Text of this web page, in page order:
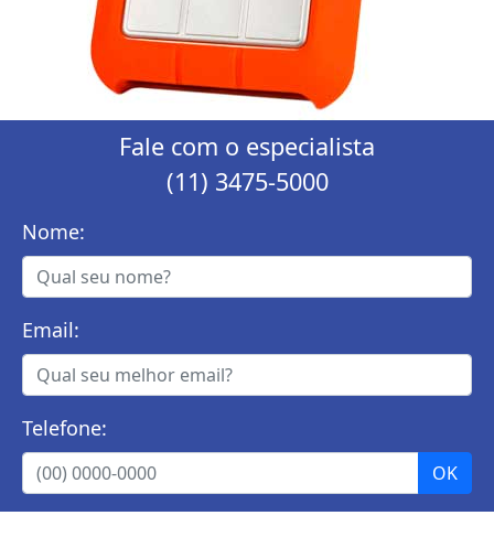
Fale com o especialista
(11) 3475-5000
Nome:
Email:
Telefone: